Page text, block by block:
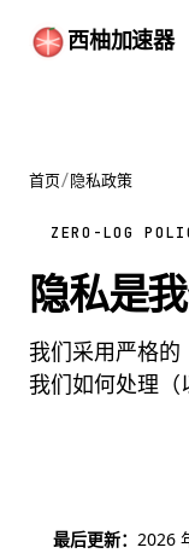
西柚加速器
首页/隐私政策
ZERO-LOG
隐私是
我们采用严格
我们如何处理（
最后更新： 2026